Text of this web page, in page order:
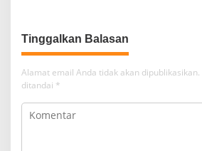
Tinggalkan Balasan
Alamat email Anda tidak akan dipublikasikan.
ditandai *